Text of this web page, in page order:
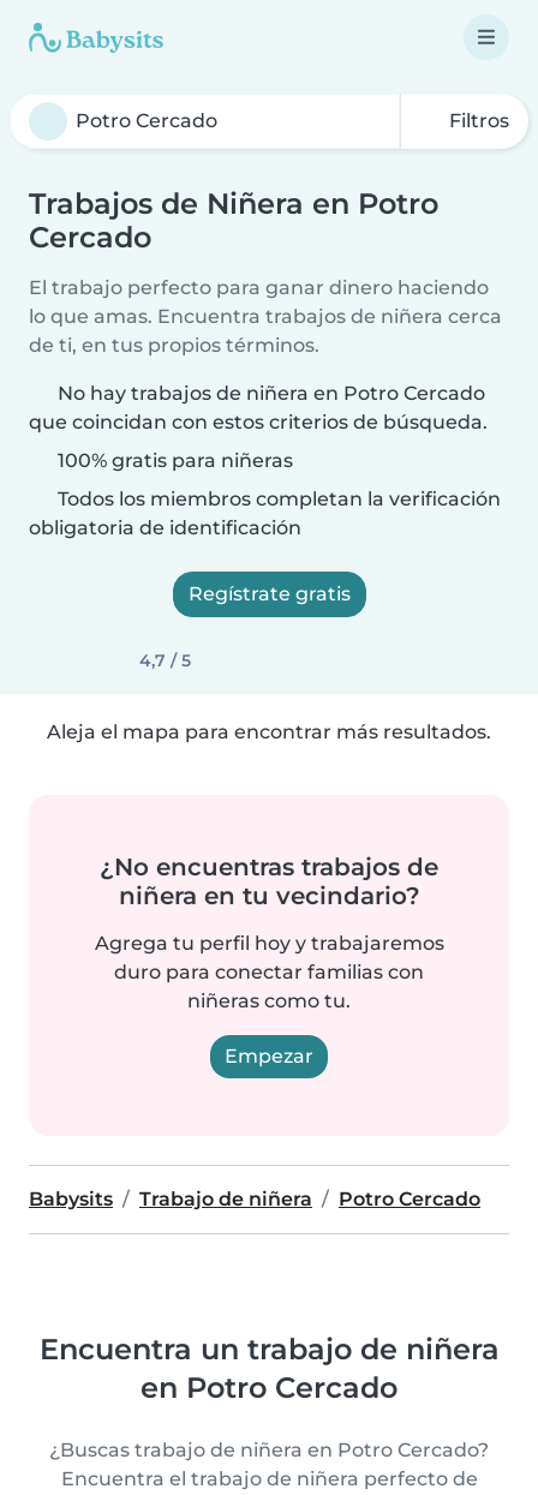
Filtros
Trabajos de Niñera en Potro
Cercado
El trabajo perfecto para ganar dinero haciendo
lo que amas. Encuentra trabajos de niñera cerca
de ti, en tus propios términos.
No hay trabajos de niñera en Potro Cercado
que coincidan con estos criterios de búsqueda.
100% gratis para niñeras
Todos los miembros completan la verificación
obligatoria de identificación
Regístrate gratis
4,7 / 5
Aleja el mapa para encontrar más resultados.
¿No encuentras trabajos de
niñera en tu vecindario?
Agrega tu perfil hoy y trabajaremos
duro para conectar familias con
niñeras como tu.
Empezar
Babysits Trabajo de niñera Potro Cercado
Encuentra un trabajo de niñera
en Potro Cercado
¿Buscas trabajo de niñera en Potro Cercado?
Encuentra el trabajo de niñera perfecto de